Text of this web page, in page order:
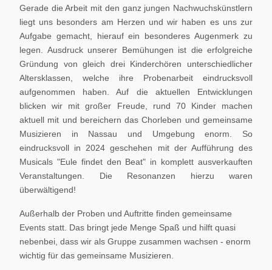
Gerade die Arbeit mit den ganz jungen Nachwuchskünstlern
liegt uns besonders am Herzen und wir haben es uns zur
Aufgabe gemacht, hierauf ein besonderes Augenmerk zu
legen. Ausdruck unserer Bemühungen ist die erfolgreiche
Gründung von gleich drei Kinderchören unterschiedlicher
Altersklassen, welche ihre Probenarbeit eindrucksvoll
aufgenommen haben. Auf die aktuellen Entwicklungen
blicken wir mit großer Freude, rund 70 Kinder machen
aktuell mit und bereichern das Chorleben und gemeinsame
Musizieren in Nassau und Umgebung enorm. So
eindrucksvoll in 2024 geschehen mit der Aufführung des
Musicals "Eule findet den Beat" in komplett ausverkauften
Veranstaltungen. Die Resonanzen hierzu waren
überwältigend!
Außerhalb der Proben und Auftritte finden gemeinsame
Events statt. Das bringt jede Menge Spaß und hilft quasi
nebenbei, dass wir als Gruppe zusammen wachsen - enorm
wichtig für das gemeinsame Musizieren.